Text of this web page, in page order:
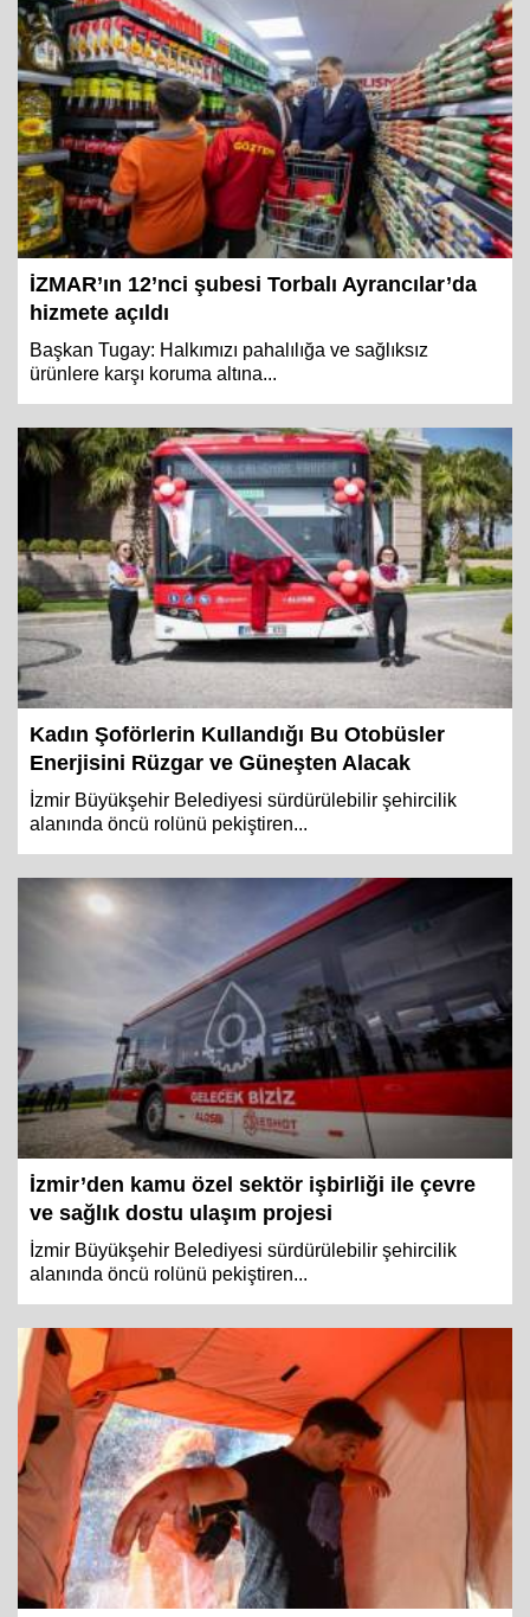
İZMAR’ın 12’nci şubesi Torbalı Ayrancılar’da
hizmete açıldı
Başkan Tugay: Halkımızı pahalılığa ve sağlıksız
ürünlere karşı koruma altına...
Kadın Şoförlerin Kullandığı Bu Otobüsler
Enerjisini Rüzgar ve Güneşten Alacak
İzmir Büyükşehir Belediyesi sürdürülebilir şehircilik
alanında öncü rolünü pekiştiren...
İzmir’den kamu özel sektör işbirliği ile çevre
ve sağlık dostu ulaşım projesi
İzmir Büyükşehir Belediyesi sürdürülebilir şehircilik
alanında öncü rolünü pekiştiren...